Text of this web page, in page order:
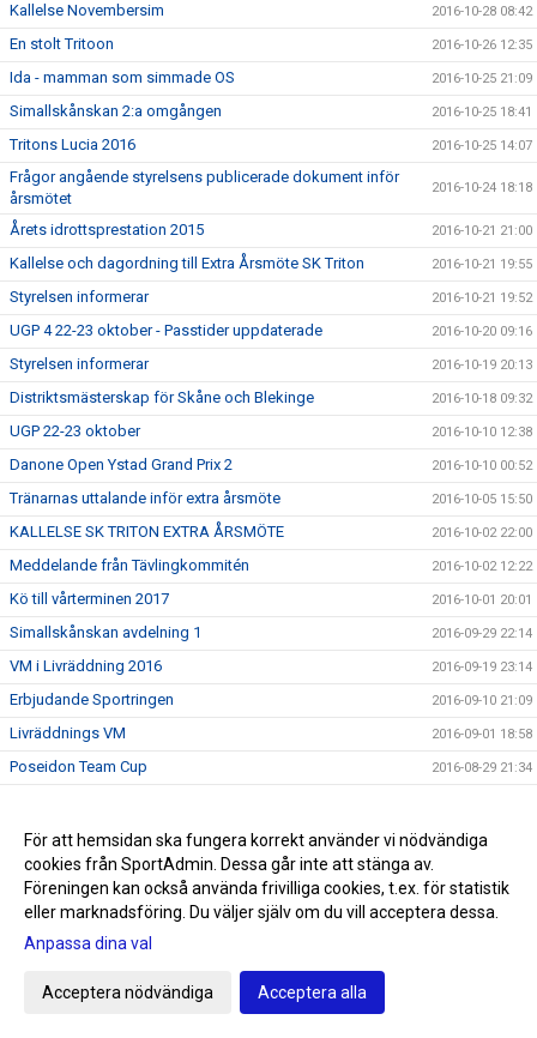
Kallelse Novembersim 2016-10-28 08:42
En stolt Tritoon 2016-10-26 12:35
Ida - mamman som simmade OS 2016-10-25 21:09
Simallskånskan 2:a omgången 2016-10-25 18:41
Tritons Lucia 2016 2016-10-25 14:07
Frågor angående styrelsens publicerade dokument inför
årsmötet
2016-10-24 18:18
Årets idrottsprestation 2015 2016-10-21 21:00
Kallelse och dagordning till Extra Årsmöte SK Triton 2016-10-21 19:55
Styrelsen informerar 2016-10-21 19:52
UGP 4 22-23 oktober - Passtider uppdaterade 2016-10-20 09:16
Styrelsen informerar 2016-10-19 20:13
Distriktsmästerskap för Skåne och Blekinge 2016-10-18 09:32
UGP 22-23 oktober 2016-10-10 12:38
Danone Open Ystad Grand Prix 2 2016-10-10 00:52
Tränarnas uttalande inför extra årsmöte 2016-10-05 15:50
KALLELSE SK TRITON EXTRA ÅRSMÖTE 2016-10-02 22:00
Meddelande från Tävlingkommitén 2016-10-02 12:22
Kö till vårterminen 2017 2016-10-01 20:01
Simallskånskan avdelning 1 2016-09-29 22:14
VM i Livräddning 2016 2016-09-19 23:14
Erbjudande Sportringen 2016-09-10 21:09
Livräddnings VM 2016-09-01 18:58
Poseidon Team Cup 2016-08-29 21:34
Ingen rast och ingen ro för Tritons valberedning 2016-08-19 12:19
Infomöte den 30 augusti 2016-08-17 13:25
Prel tävlingskalender aug-sep 2016 2016-08-15 16:36
Hälsningar från Rio del 8
Hälsningar från Rio del 6
För att hemsidan ska fungera korrekt använder vi nödvändiga
cookies från SportAdmin. Dessa går inte att stänga av.
Föreningen kan också använda frivilliga cookies, t.ex. för statistik
eller marknadsföring. Du väljer själv om du vill acceptera dessa.
Anpassa dina val
Acceptera nödvändiga Acceptera alla